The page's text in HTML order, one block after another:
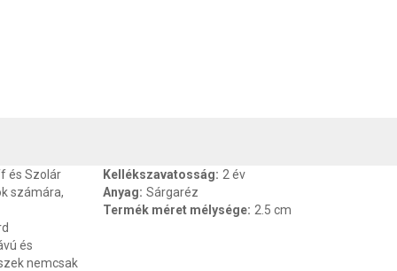
és Szolár
számára,
és
nemcsak
Kellékszavatosság: 2 év
Anyag: Sárgaréz
Termék méret mélysége: 2.5 cm